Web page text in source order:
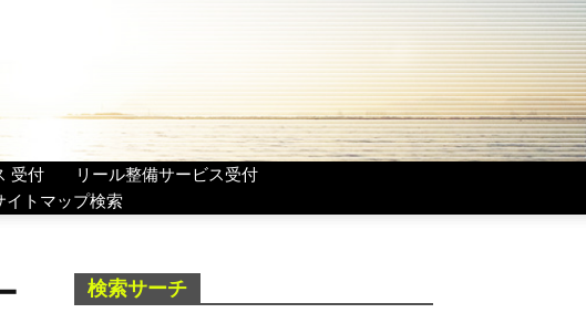
受付
リール整備サービス受付
イトマップ検索
検索サーチ